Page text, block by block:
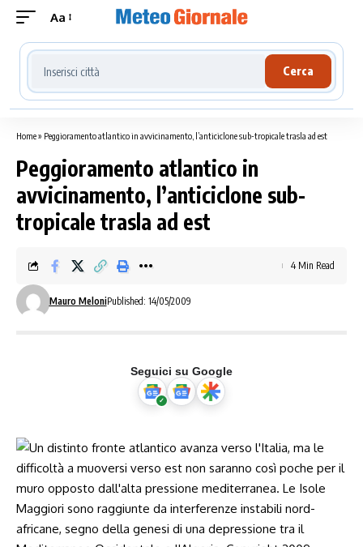
Aa
Cerca località meteo
Cerca
Home» Peggioramento atlantico in avvicinamento, l’anticiclone sub-tropicale trasla ad est
Peggioramento atlantico in
avvicinamento, l’anticiclone sub-
tropicale trasla ad est
Mauro MeloniPublished: 14/05/2009
4 Min Read
Seguici su Google